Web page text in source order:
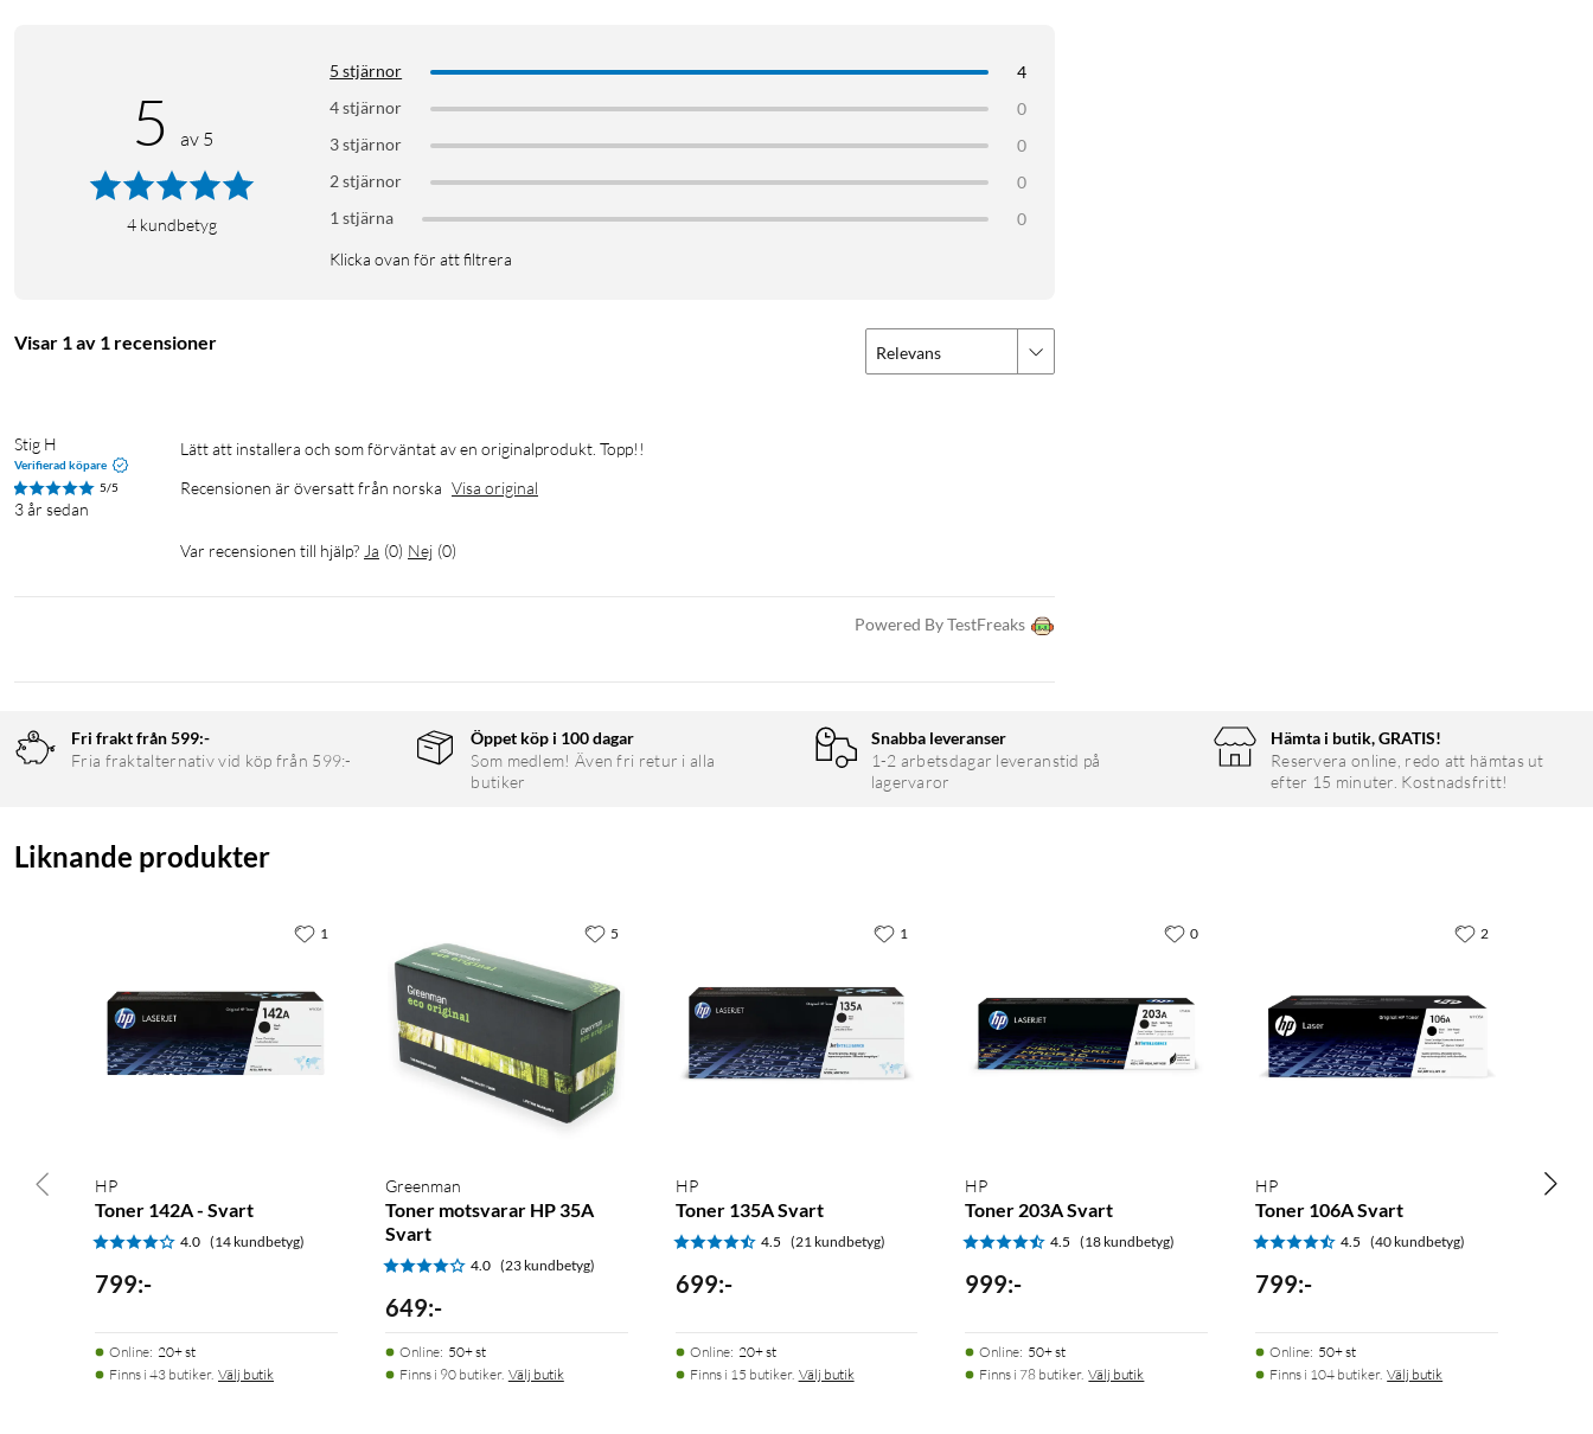
5 av 5
4 kundbetyg
5 stjärnor
4
4 stjärnor
0
3 stjärnor
0
2 stjärnor
0
1 stjärna
0
Klicka ovan för att filtrera
Visar 1 av 1 recensioner Relevans
Stig H
Verifierad köpare
5/5
3 år sedan
Lätt att installera och som förväntat av en originalprodukt. Topp!!
Recensionen är översatt från norska Visa original
Var recensionen till hjälp? Ja (0) Nej (0)
Powered By TestFreaks
Fri frakt från 599:-
Fria fraktalternativ vid köp från 599:-
Öppet köp i 100 dagar
Som medlem! Även fri retur i alla
butiker
Snabba leveranser
1-2 arbetsdagar leveranstid på
lagervaror
Hämta i butik, GRATIS!
Reservera online, redo att hämtas ut
efter 15 minuter. Kostnadsfritt!
Liknande produkter
HP
Toner 142A - Svart
4.0 (14 kundbetyg)
799:-
Online: 20+ st
Finns i 43 butiker. Välj butik
1
Greenman
Toner motsvarar HP 35A
Svart
4.0 (23 kundbetyg)
649:-
Online: 50+ st
Finns i 90 butiker. Välj butik
5
HP
Toner 135A Svart
4.5 (21 kundbetyg)
699:-
Online: 20+ st
Finns i 15 butiker. Välj butik
1
HP
Toner 203A Svart
4.5 (18 kundbetyg)
999:-
Online: 50+ st
Finns i 78 butiker. Välj butik
0
HP
Toner 106A Svart
4.5 (40 kundbetyg)
799:-
Online: 50+ st
Finns i 104 butiker. Välj butik
2